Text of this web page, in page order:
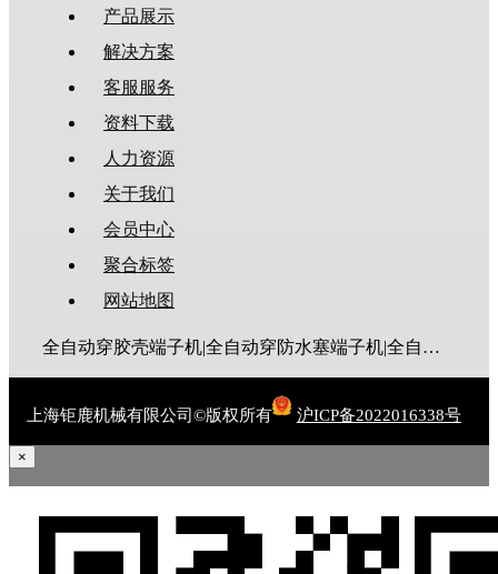
产品展示
解决方案
客服服务
资料下载
人力资源
关于我们
会员中心
聚合标签
网站地图
全自动穿胶壳端子机|全自动穿防水塞端子机|全自动穿热缩管端子机|全自动穿护套端子机|全自动穿号码管端子机|全自动端子机|全自动穿防水栓端子机|端子压着机|端子压接机|静音端子机|多芯线端子机|护套线端子机|全自动排线端子机|新能源大平方压接机|电脑剥线机|自动剥线机|裁线机|剥线机
上海钜鹿机械有限公司©版权所有 沪ICP备2022016338号
×